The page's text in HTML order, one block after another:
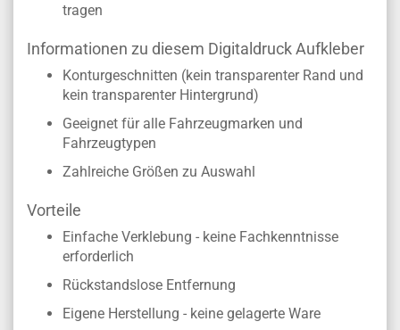
tragen
Informationen zu diesem Digitaldruck Aufkleber
Konturgeschnitten (kein transparenter Rand und
kein transparenter Hintergrund)
Geeignet für alle Fahrzeugmarken und
Fahrzeugtypen
Zahlreiche Größen zu Auswahl
Vorteile
Einfache Verklebung - keine Fachkenntnisse
erforderlich
Rückstandslose Entfernung
Eigene Herstellung - keine gelagerte Ware